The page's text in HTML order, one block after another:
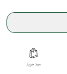
سبد خريد